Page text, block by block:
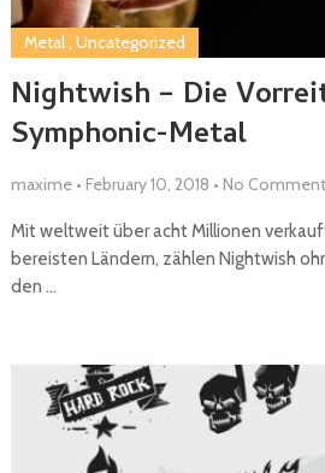
Nightwish – Die
Symphonic-Metal
Metal, Uncategorized
maxime • February 10, 2018 • No
Mit weltweit über acht Millionen
bereisten Ländern, zählen Nightwish
den …